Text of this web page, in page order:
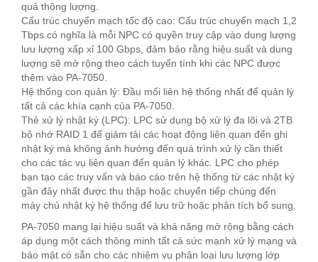
quả thông lượng.
Cấu trúc chuyển mạch tốc độ cao: Cấu trúc chuyển mạch 1,2
Tbps có nghĩa là mỗi NPC có quyền truy cập vào dung lượng
lưu lượng xấp xỉ 100 Gbps, đảm bảo rằng hiệu suất và dung
lượng sẽ mở rộng theo cách tuyến tính khi các NPC được
thêm vào PA-7050.
Hệ thống con quản lý: Đầu mối liên hệ thống nhất để quản lý
tất cả các khía cạnh của PA-7050.
Thẻ xử lý nhật ký (LPC): LPC sử dụng bộ xử lý đa lõi và 2TB
bộ nhớ RAID 1 để giảm tải các hoạt động liên quan đến ghi
nhật ký mà không ảnh hưởng đến quá trình xử lý cần thiết
cho các tác vụ liên quan đến quản lý khác. LPC cho phép
bạn tạo các truy vấn và báo cáo trên hệ thống từ các nhật ký
gần đây nhất được thu thập hoặc chuyển tiếp chúng đến
máy chủ nhật ký hệ thống để lưu trữ hoặc phân tích bổ sung.
PA-7050 mang lại hiệu suất và khả năng mở rộng bằng cách
áp dụng một cách thông minh tất cả sức mạnh xử lý mạng và
bảo mật có sẵn cho các nhiệm vụ phân loại lưu lượng lớp